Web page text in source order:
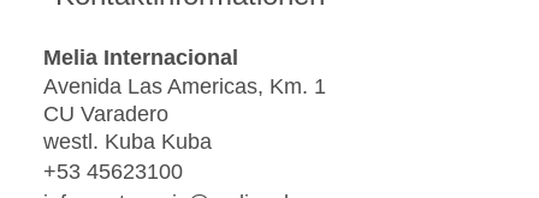
Melia Internacional
Avenida Las Americas, Km. 1
CU Varadero
westl. Kuba Kuba
+53 45623100